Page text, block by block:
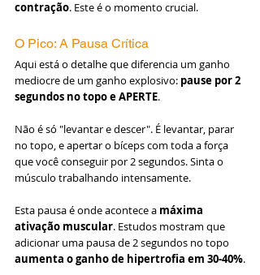
contração. Este é o momento crucial.
O Pico: A Pausa Crítica
Aqui está o detalhe que diferencia um ganho
mediocre de um ganho explosivo: pause por 2
segundos no topo e APERTE.
Não é só "levantar e descer". É levantar, parar
no topo, e apertar o bíceps com toda a força
que você conseguir por 2 segundos. Sinta o
músculo trabalhando intensamente.
Esta pausa é onde acontece a máxima
ativação muscular. Estudos mostram que
adicionar uma pausa de 2 segundos no topo
aumenta o ganho de hipertrofia em 30-40%.